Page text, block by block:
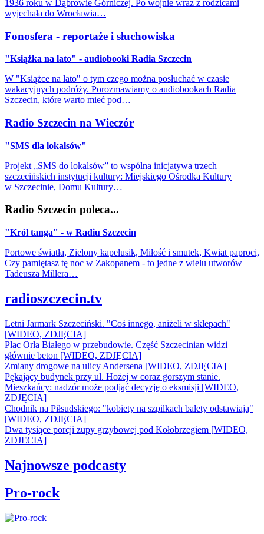
1936 roku w Dąbrowie Górniczej. Po wojnie wraz z rodzicami
wyjechała do Wrocławia…
Fonosfera - reportaże i słuchowiska
"Książka na lato" - audiobooki Radia Szczecin
W "Książce na lato" o tym czego można posłuchać w czasie
wakacyjnych podróży. Porozmawiamy o audiobookach Radia
Szczecin, które warto mieć pod…
Radio Szczecin na Wieczór
"SMS dla lokalsów"
Projekt „SMS do lokalsów” to wspólna inicjatywa trzech
szczecińskich instytucji kultury: Miejskiego Ośrodka Kultury
w Szczecinie, Domu Kultury…
Radio Szczecin poleca...
"Król tanga" - w Radiu Szczecin
Portowe światła, Zielony kapelusik, Miłość i smutek, Kwiat paproci,
Czy pamiętasz tę noc w Zakopanem - to jedne z wielu utworów
Tadeusza Millera…
radioszczecin.tv
Letni Jarmark Szczeciński. "Coś innego, aniżeli w sklepach"
[WIDEO, ZDJĘCIA]
Plac Orła Białego w przebudowie. Część Szczecinian widzi
głównie beton [WIDEO, ZDJĘCIA]
Zmiany drogowe na ulicy Andersena [WIDEO, ZDJĘCIA]
Pękający budynek przy ul. Hożej w coraz gorszym stanie.
Mieszkańcy: nadzór może podjąć decyzję o eksmisji [WIDEO,
ZDJĘCIA]
Chodnik na Piłsudskiego: "kobiety na szpilkach balety odstawiają"
[WIDEO, ZDJĘCIA]
Dwa tysiące porcji zupy grzybowej pod Kołobrzegiem [WIDEO,
ZDJECIA]
Najnowsze podcasty
Pro-rock